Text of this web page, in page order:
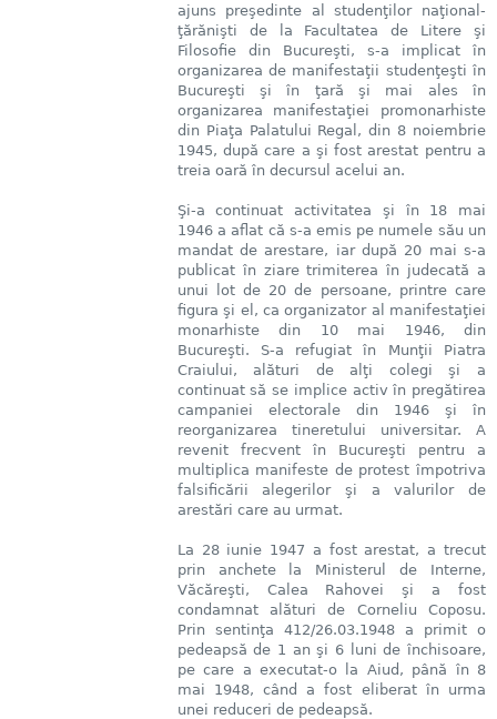
ajuns preşedinte al studenţilor naţional-
ţărănişti de la Facultatea de Litere şi
Filosofie din Bucureşti, s-a implicat în
organizarea de manifestaţii studenţeşti în
Bucureşti şi în ţară şi mai ales în
organizarea manifestaţiei promonarhiste
din Piaţa Palatului Regal, din 8 noiembrie
1945, după care a şi fost arestat pentru a
treia oară în decursul acelui an.
Şi-a continuat activitatea şi în 18 mai
1946 a aflat că s-a emis pe numele său un
mandat de arestare, iar după 20 mai s-a
publicat în ziare trimiterea în judecată a
unui lot de 20 de persoane, printre ca­re
figura şi el, ca organizator al manifestaţiei
monarhiste din 10 mai 1946, din
Bucureşti. S-a refugiat în Munţii Piatra
Craiului, alături de alţi colegi şi a
continuat să se implice activ în pregătirea
campaniei electorale din 1946 şi în
reorganizarea tineretului universitar. A
revenit frecvent în Bucureşti pentru a
multiplica manifeste de protest împotriva
falsificării alegerilor şi a valurilor de
arestări care au urmat.
La 28 iunie 1947 a fost arestat, a trecut
prin anchete la Ministerul de Interne,
Văcăreşti, Calea Rahovei şi a fost
condamnat alături de Corneliu Coposu.
Prin sentinţa 412/26.03.1948 a primit o
pedeapsă de 1 an şi 6 luni de închisoare,
pe care a executat-o la Aiud, până în 8
mai 1948, când a fost eliberat în urma
unei reduceri de pedeapsă.